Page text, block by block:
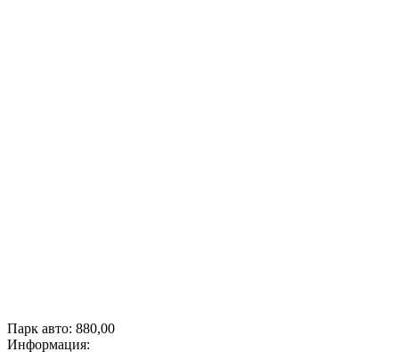
Парк авто: 880,00
Информация: